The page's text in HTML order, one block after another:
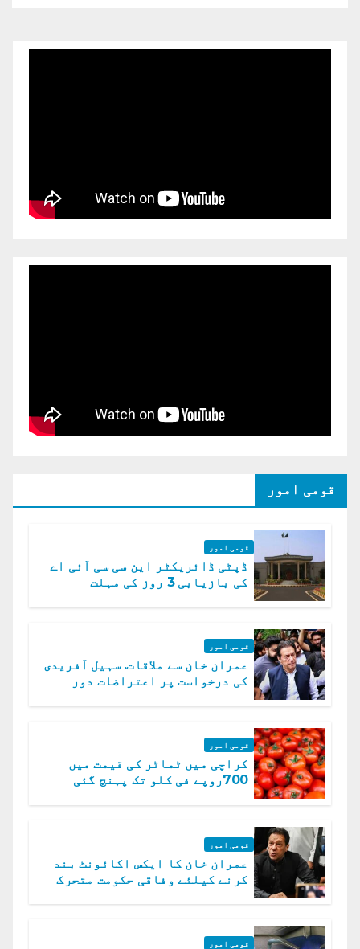
قومی امور
قومی امور
ڈپٹی ڈائریکٹر این سی سی آئی اے
کی بازیابی 3 روز کی مہلت
قومی امور
عمران خان سے ملاقات. سہیل آفریدی
کی درخواست پر اعتراضات دور
قومی امور
کراچی میں ٹماٹر کی قیمت میں
700روپے فی کلو تک پہنچ گئی
قومی امور
عمران خان کا ایکس اکائونٹ بند
کرنے کیلئے وفاقی حکومت متحرک
قومی امور